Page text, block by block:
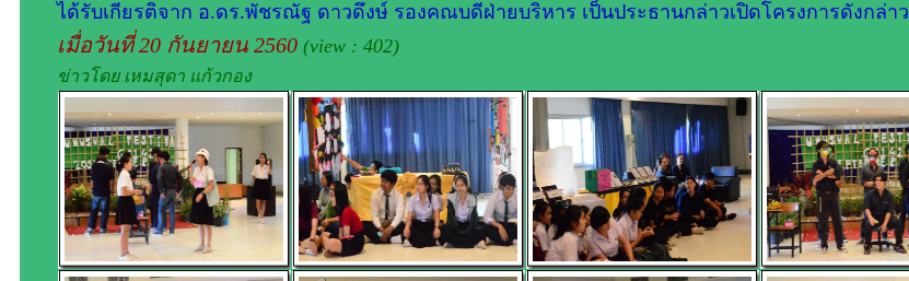
ได้รับเกียรติจาก อ.ดร.พัชรณัฐ ดาวดึงษ์ รองคณบดีฝ่ายบริหาร เป็นประธานกล่าวเปิดโครงการดังกล่าว
เมื่อวันที่ 20 กันยายน 2560 (view : 402)
ข่าวโดย เหมสุดา แก้วกอง